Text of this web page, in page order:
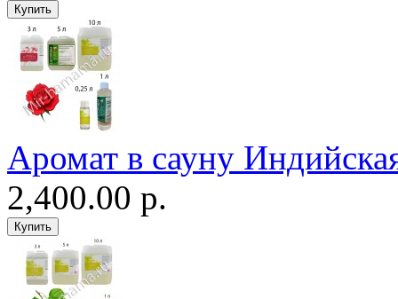
Аромат в сауну
2,400.00 р.